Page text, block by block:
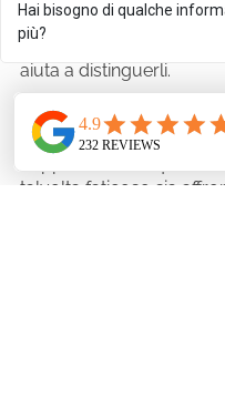
pancia tesa, non
legato al mangiare. Una
aiuta a distinguerli.
Conclusione
Sappiamo bene
talvolta faticoso sia
Hai bisogno di qualche
più?